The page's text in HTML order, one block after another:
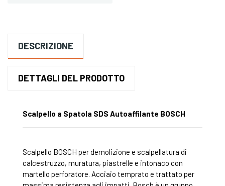
DESCRIZIONE
DETTAGLI DEL PRODOTTO
Scalpello a Spatola SDS Autoaffilante BOSCH
Scalpello BOSCH per demolizione e scalpellatura di
calcestruzzo, muratura, piastrelle e intonaco con
martello perforatore. Acciaio temprato e trattato per